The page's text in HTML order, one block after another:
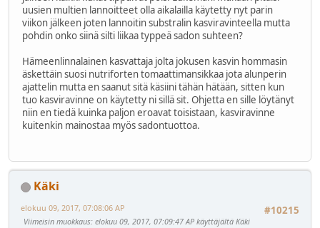
uusien multien lannoitteet olla aikalailla käytetty nyt parin
viikon jälkeen joten lannoitin substralin kasviravinteella mutta
pohdin onko siinä silti liikaa typpeä sadon suhteen?
Hämeenlinnalainen kasvattaja jolta jokusen kasvin hommasin
äskettäin suosi nutriforten tomaattimansikkaa jota alunperin
ajattelin mutta en saanut sitä käsiini tähän hätään, sitten kun
tuo kasviravinne on käytetty ni sillä sit. Ohjetta en sille löytänyt
niin en tiedä kuinka paljon eroavat toisistaan, kasviravinne
kuitenkin mainostaa myös sadontuottoa.
Käki
#10215
elokuu 09, 2017, 07:08:06 AP
Viimeisin muokkaus: elokuu 09, 2017, 07:09:47 AP käyttäjältä Käki